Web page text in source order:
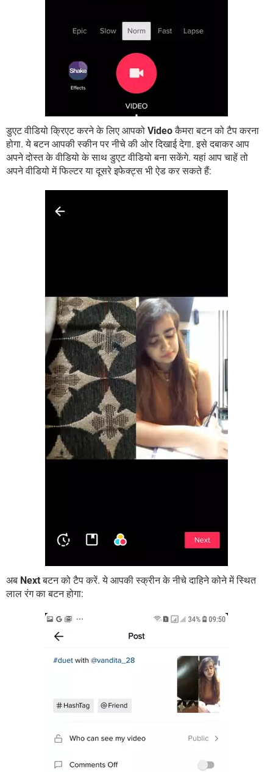
डुएट वीडियो क्रिएट करने के लिए आपको Videoकैमरा बटन को टैप करना
होगा. ये बटन आपकी स्कीन पर नीचे की ओर दिखाई देगा. इसे दबाकर आप
अपने दोस्त के वीडियो के साथ डुएट वीडियो बना सकेंगे. यहां आप चाहें तो
अपने वीडियो में फिल्टर या दूसरे इफेक्ट्स भी ऐड कर सकते हैं:
अब Nextबटन को टैप करें. ये आपकी स्क्रीन के नीचे दाहिने कोने में स्थित
लाल रंग का बटन होगा: